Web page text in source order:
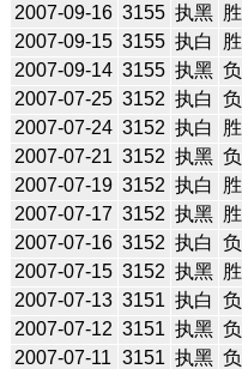
2007-09-16 3155 执黑 胜
2007-09-15 3155 执白 胜
2007-09-14 3155 执黑 负
2007-07-25 3152 执白 负
2007-07-24 3152 执白 胜
2007-07-21 3152 执黑 负
2007-07-19 3152 执白 胜
2007-07-17 3152 执黑 胜
2007-07-16 3152 执白 负
2007-07-15 3152 执黑 胜
2007-07-13 3151 执白 负
2007-07-12 3151 执黑 负
2007-07-11 3151 执黑 负